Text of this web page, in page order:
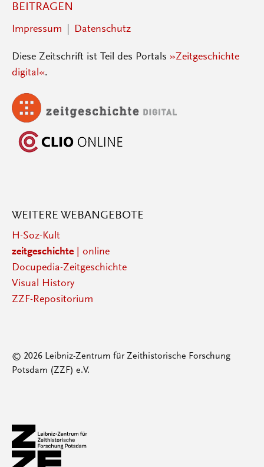
BEITRAGEN
Impressum Datenschutz
Diese Zeitschrift ist Teil des Portals »Zeitgeschichte
digital«.
WEITERE WEBANGEBOTE
H-Soz-Kult
zeitgeschichte| online
Docupedia-Zeitgeschichte
Visual History
ZZF-Repositorium
© 2026 Leibniz-Zentrum für Zeithistorische Forschung
Potsdam (ZZF) e.V.